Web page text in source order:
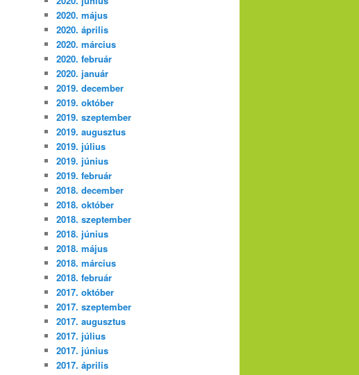
2020. május
2020. április
2020. március
2020. február
2020. január
2019. december
2019. október
2019. szeptember
2019. augusztus
2019. július
2019. június
2019. február
2018. december
2018. október
2018. szeptember
2018. június
2018. május
2018. március
2018. február
2017. október
2017. szeptember
2017. augusztus
2017. július
2017. június
2017. április